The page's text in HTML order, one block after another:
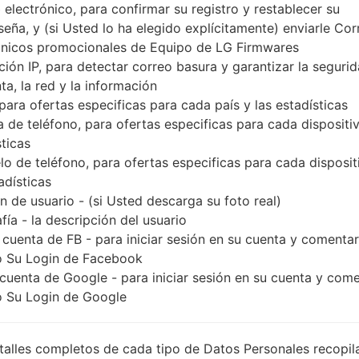
Página principal → Serie → LG Magna LTE → LGH520Y
electrónico, para confirmar su registro y restablecer su
y (si Usted lo ha elegido explícitamente) enviarle
promocionales de Equipo de LG Firmwares
IP, para detectar correo basura y garantizar la
la red y la información
ofertas especificas para cada país y las estadísticas
de teléfono, para ofertas especificas para cada
de teléfono, para ofertas especificas para cada
de usuario - (si Usted descarga su foto real)
- la descripción del usuario
cuenta de FB - para iniciar sesión en su cuenta y comentar
Su Login de Facebook
de Google - para iniciar sesión en su cuenta y
Su Login de Google
completos de cada tipo de Datos Personales